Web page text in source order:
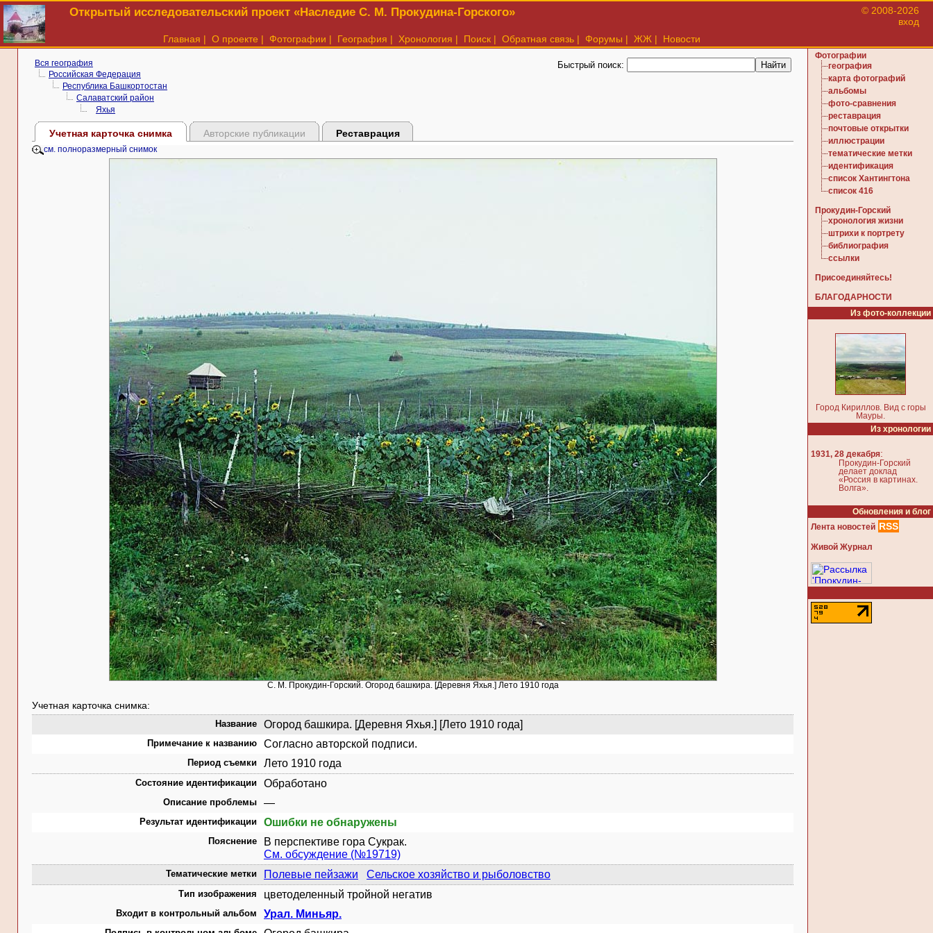
Открытый исследовательский проект «Наследие С. М. Прокудина-Горского»
© 2008-2026
вход
Главная | О проекте | Фотографии | География | Хронология | Поиск | Обратная связь | Форумы | ЖЖ | Новости
Вся география
Российская Федерация
Республика Башкортостан
Салаватский район
Яхья
Быстрый поиск:
Учетная карточка снимка Авторские публикации Реставрация
см. полноразмерный снимок
С. М. Прокудин-Горский. Огород башкира. [Деревня Яхья.] Лето 1910 года
Учетная карточка снимка:
Название Огород башкира. [Деревня Яхья.] [Лето 1910 года]
Примечание к названию Согласно авторской подписи.
Период съемки Лето 1910 года
Состояние идентификации Обработано
Описание проблемы —
Результат идентификации Ошибки не обнаружены
Пояснение
В перспективе гора Сукрак.
См. обсуждение (№19719)
Тематические метки Полевые пейзажи Сельское хозяйство и рыболовство
Тип изображения цветоделенный тройной негатив
Входит в контрольный альбом Урал. Миньяр.
Фотографии
география
карта фотографий
альбомы
фото-сравнения
реставрация
почтовые открытки
иллюстрации
тематические метки
идентификация
список Хантингтона
список 416
Прокудин-Горский
хронология жизни
штрихи к портрету
библиография
ссылки
Присоединяйтесь!
БЛАГОДАРНОСТИ
Из фото-коллекции
Город Кириллов. Вид с горы
Мауры.
Из хронологии
1931, 28 декабря:
Прокудин-Горский
делает доклад
«Россия в картинах.
Волга».
Обновления и блог
Лента новостей RSS
Живой Журнал